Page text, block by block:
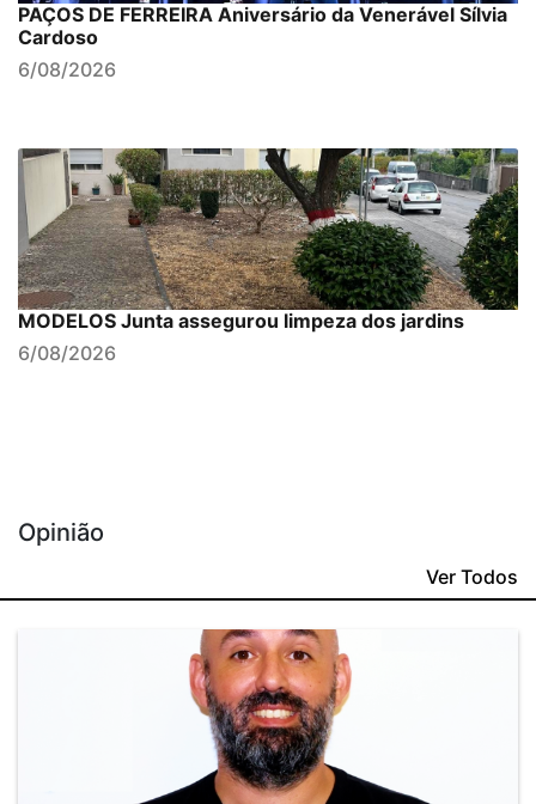
PAÇOS DE FERREIRA Aniversário da Venerável Sílvia
Cardoso
6/08/2026
MODELOS Junta assegurou limpeza dos jardins
6/08/2026
Opinião
Ver Todos